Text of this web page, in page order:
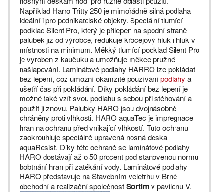
Například Harro Tritty 250 je mimořádně silná podlaha
ideální i pro podnikatelské objekty. Speciální tlumící
podklad Silent Pro, který je přilepen na spodní straně
palubek již od výrobce, redukuje kročejový hluk i hluk v
místnosti na minimum. Měkký tlumící podklad Silent Pro
je vyroben z kaučuku a umožňuje měkce pružné
našlapování. Laminátové podlahy HARRO lze pokládat
bez lepení, což umožní okamžité používánípodlahy a
ušetří čas při pokládání. Díky pokládání bez lepení je
možné také vzít svou podlahu s sebou při stěhování a
použít ji znovu. Palubky HARO jsou dvojnásobně
chráněny proti vlhkosti. HARO aquaTec je impregnace
hran na ochranu před vnikající vlhkostí. Tuto ochranu
zaokrouhluje speciálně upravená nosná deska
aquaResist. Díky této ochraně se laminátové podlahy
HARO dostávají až o 50 procent pod stanovenou normu
bobtnání hran při zatékání vody. Laminátové podlahy
HARO představuje na Stavebním veletrhu v Brně
obchodní a realizační společnostSortimv pavilonu V.